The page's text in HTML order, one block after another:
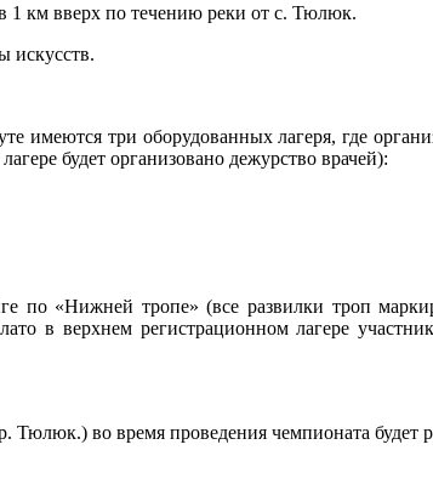
1 км вверх по течению реки от с. Тюлюк.
искусств.
имеются три оборудованных лагеря, где
будет организовано дежурство врачей):
по «Нижней тропе» (все развилки троп
в верхнем регистрационном лагере
во время проведения чемпионата будет